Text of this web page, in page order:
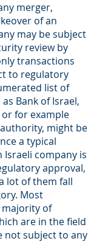
merger,
of an
may be subject
review by
transactions
to regulatory
list of
Bank of Israel,
for example
might be
a typical
Israeli company is
approval,
lot of them fall
Most
of
are in the field
not subject to any